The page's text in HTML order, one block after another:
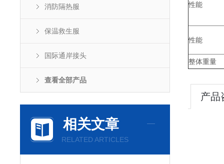
消防隔热服
保温救生服
国际通岸接头
查看全部产品
相关文章
RELATED ARTICLES
性能
性能
整体重量
产品